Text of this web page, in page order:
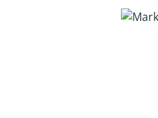
Bildergalerie überspringen